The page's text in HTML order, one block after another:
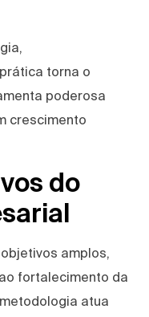
torna o
poderosa
crescimento
do
amplos,
fortalecimento da
atua